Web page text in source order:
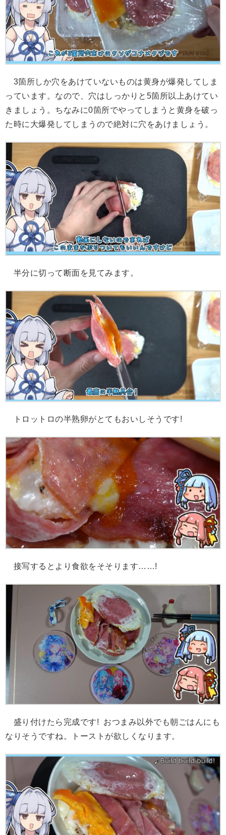
3箇所しか穴をあけていないものは黄身が爆発してしま
っています。なので、穴はしっかりと5箇所以上あけてい
きましょう。ちなみに0箇所でやってしまうと黄身を破っ
た時に大爆発してしまうので絶対に穴をあけましょう。
半分に切って断面を見てみます。
トロットロの半熟卵がとてもおいしそうです!
接写するとより食欲をそそります……!
盛り付けたら完成です! おつまみ以外でも朝ごはんにも
なりそうですね。トーストが欲しくなります。